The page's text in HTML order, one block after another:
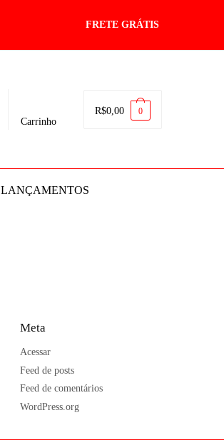
FRETE GRÁTIS
Carrinho
R$0,00 0
LANÇAMENTOS
Meta
Acessar
Feed de posts
Feed de comentários
WordPress.org